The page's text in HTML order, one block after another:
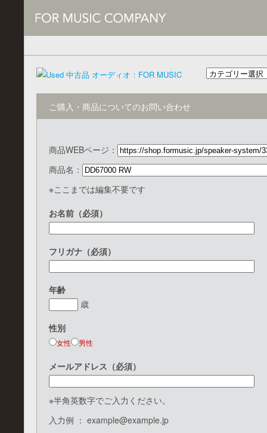
ご購入・商品についてのお問い合わせ
商品WEBページ：
商品名：
※ここまでは編集不要です
お名前（必須）
フリガナ（必須）
年齢
歳
性別
女性 男性
メールアドレス（必須）
※半角英数字でご入力ください。
入力例 ： example@example.jp